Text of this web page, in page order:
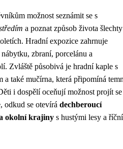
možnost seznámit se s
a poznat způsob života
Hradní expozice zahrnuje
zbraní, porcelánu a
Zvláště působivá je hradní kaple s
a také mučírna, která připomíná
i dospělí oceňují možnost projít
odkud se otevírá dechberoucí
okolní krajiny s hustými lesy a